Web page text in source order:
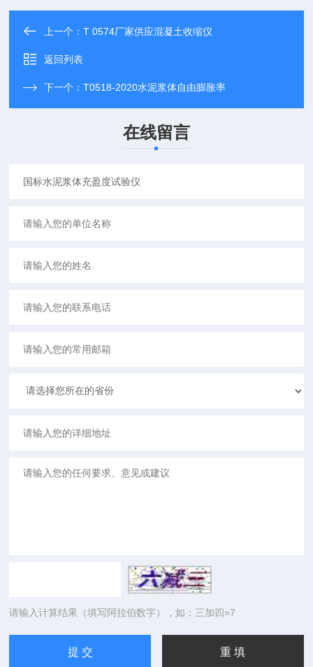
上一个：T 0574厂家供应混凝土收缩仪
返回列表
下一个：T0518-2020水泥浆体自由膨胀率
在线留言
请输入计算结果（填写阿拉伯数字），如：三加四=7